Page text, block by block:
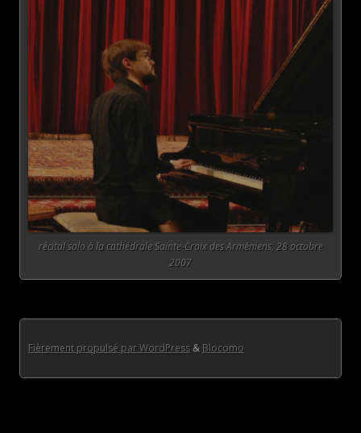
récital solo à la cathédrale Sainte-Croix des Arméniens, 28 octobre
2007
Fièrement propulsé par WordPress& Blocomo